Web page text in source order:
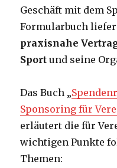
Geschäft mit dem
Formularbuch
praxisnahe
Sport und seine
Das Buch „
Sponsoring für
erläutert die für
wichtigen Punkte
Themen: